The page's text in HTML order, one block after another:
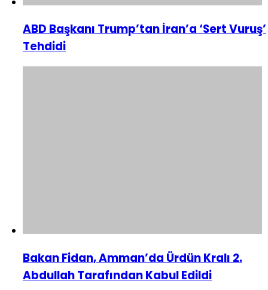
ABD Başkanı Trump’tan İran’a ‘Sert Vuruş’
Tehdidi
Bakan Fidan, Amman’da Ürdün Kralı 2.
Abdullah Tarafından Kabul Edildi